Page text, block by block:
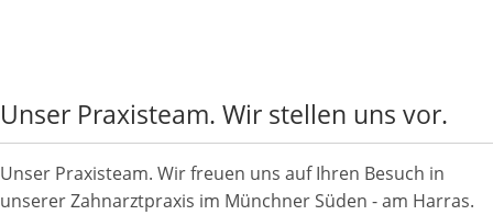
Unser Praxisteam. Wir stellen uns vor.
Unser Praxisteam. Wir freuen uns auf Ihren Besuch in
unserer Zahnarztpraxis im Münchner Süden - am Harras.